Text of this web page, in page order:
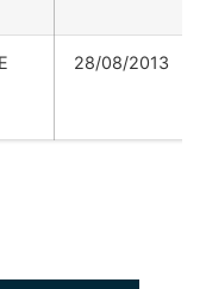
28/08/2013